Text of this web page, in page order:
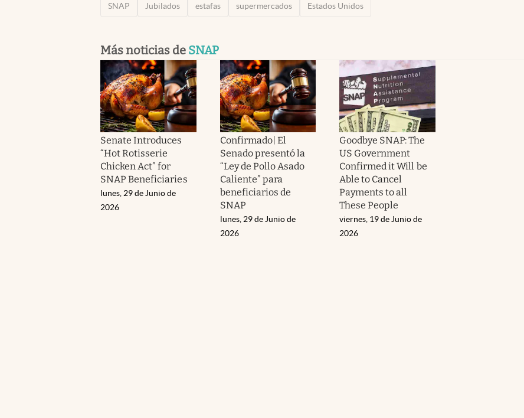
SNAP Jubilados estafas supermercados Estados Unidos
Más noticias de SNAP
Senate Introduces
“Hot Rotisserie
Chicken Act” for
SNAP Beneficiaries
lunes, 29 de Junio de
2026
Confirmado| El
Senado presentó la
“Ley de Pollo Asado
Caliente” para
beneficiarios de
SNAP
lunes, 29 de Junio de
2026
Goodbye SNAP: The
US Government
Confirmed it Will be
Able to Cancel
Payments to all
These People
viernes, 19 de Junio de
2026